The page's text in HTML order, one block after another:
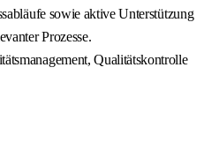
sowie aktive Unterstützung
Prozesse.
Qualitätskontrolle